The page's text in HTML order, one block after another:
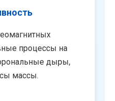
процессы на
дыры,
массы.